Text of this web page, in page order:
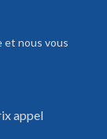
et nous vous
appel